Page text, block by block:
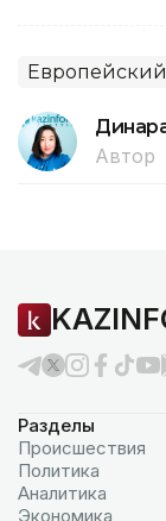
Автор
Разделы
Происшествия
Политика
Аналитика
Экономика